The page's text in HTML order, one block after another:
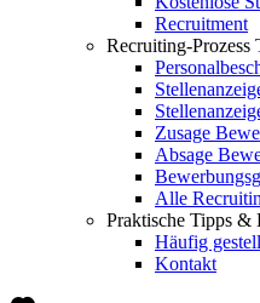
Recruitment
Recruiting-Prozess
Zusage
Absage
Alle
Praktische Tipps &
Häufig
Kontakt